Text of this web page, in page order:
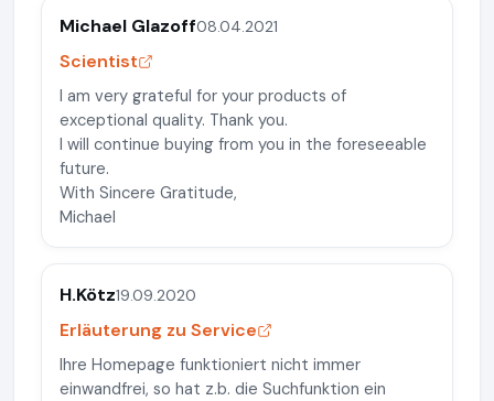
Michael Glazoff08.04.2021
Scientist
I am very grateful for your products of
exceptional quality. Thank you.
I will continue buying from you in the foreseeable
future.
With Sincere Gratitude,
Michael
H.Kötz19.09.2020
Erläuterung zu Service
Ihre Homepage funktioniert nicht immer
einwandfrei, so hat z.b. die Suchfunktion ein